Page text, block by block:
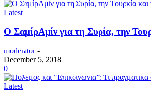
Latest
Ο ΣαμίρΑμίν για τη Συρία, την
moderator -
December 5, 2018
0
Latest